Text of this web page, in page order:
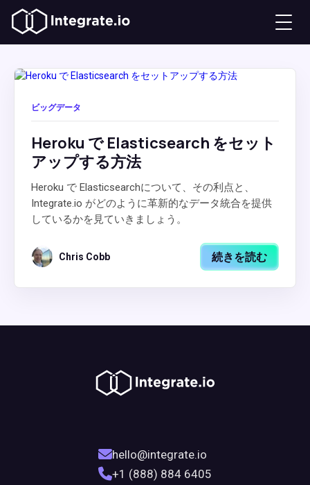
ビッグデータ
Heroku で Elasticsearch をセット
アップする方法
Heroku で Elasticsearchについて、その利点と、
Integrate.io がどのように革新的なデータ統合を提供
しているかを見ていきましょう。
Chris Cobb 続きを読む
hello@integrate.io
+1 (888) 884 6405